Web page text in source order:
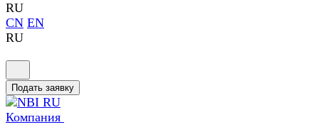
RU
CN EN
RU
Подать заявку
Компания